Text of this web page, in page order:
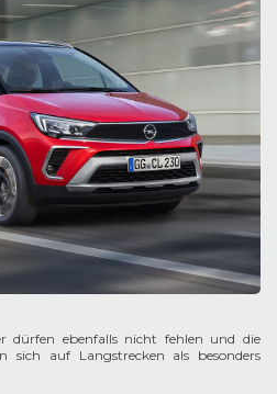
dürfen ebenfalls nicht fehlen und die
sich auf Langstrecken als besonders